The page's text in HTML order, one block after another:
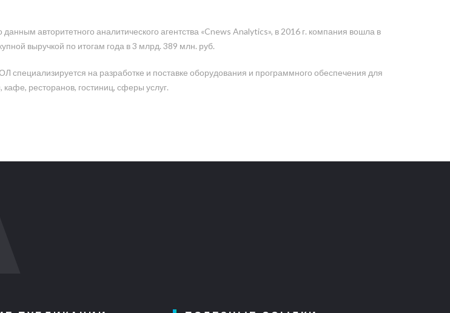
авторитетного аналитического агентства «Cnews Analytics», в 2016 г. компания вошла в
выручкой по итогам года в 3 млрд. 389 млн. руб.
на разработке и поставке оборудования и программного обеспечения для
ресторанов, гостиниц, сферы услуг.